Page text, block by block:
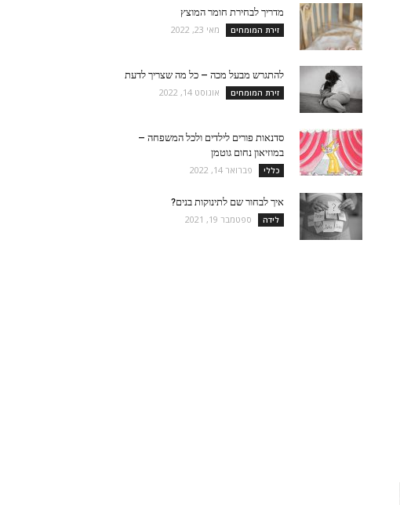
מדריך לבחירת חומר המוצץ
זירת המומחים מאי 23, 2022
להתגרש מבעל מכה – כל מה שצריך לדעת
זירת המומחים אוגוסט 14, 2022
סדנאות פורים לילדים ולכל המשפחה –
במוזיאון נחום גוטמן
כללי פברואר 14, 2022
איך לבחור שם לתינוקות בנים?
לידה ספטמבר 19, 2021